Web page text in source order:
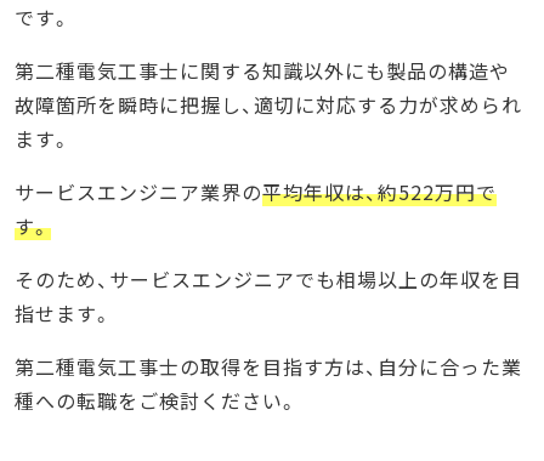
です。
第二種電気工事士に関する知識以外にも製品の構造や
故障箇所を瞬時に把握し、適切に対応する力が求められ
ます。
サービスエンジニア業界の平均年収は、約522万円で
す。
そのため、サービスエンジニアでも相場以上の年収を目
指せます。
第二種電気工事士の取得を目指す方は、自分に合った業
種への転職をご検討ください。